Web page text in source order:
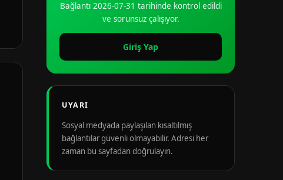
Bağlantı 2026-07-31 tarihinde kontrol edildi
ve sorunsuz çalışıyor.
Giriş Yap
UYARI
Sosyal medyada paylaşılan kısaltılmış
bağlantılar güvenli olmayabilir. Adresi her
zaman bu sayfadan doğrulayın.